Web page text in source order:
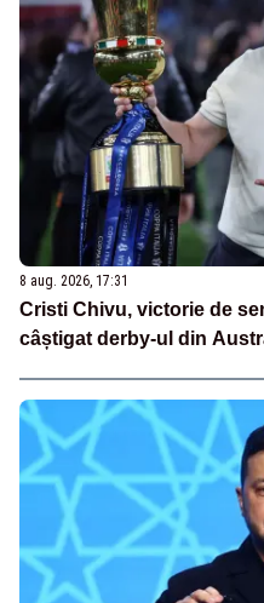
8 aug. 2026, 17:31
Cristi Chivu, victorie de
câștigat derby-ul din